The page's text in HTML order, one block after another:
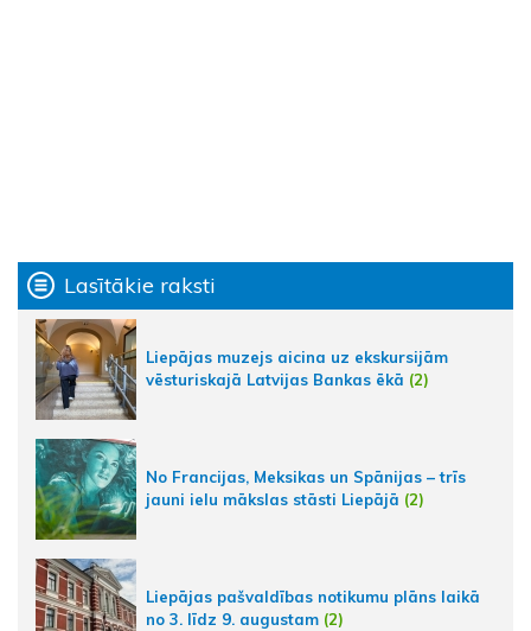
Lasītākie raksti
Liepājas muzejs aicina uz ekskursijām
vēsturiskajā Latvijas Bankas ēkā (2)
No Francijas, Meksikas un Spānijas – trīs
jauni ielu mākslas stāsti Liepājā (2)
Liepājas pašvaldības notikumu plāns laikā
no 3. līdz 9. augustam (2)